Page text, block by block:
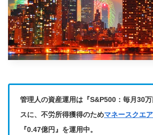
管理人の資産運用は『S&P500：毎月30
スに、不労所得獲得のためマネースクエ
『0.47億円』を運用中。